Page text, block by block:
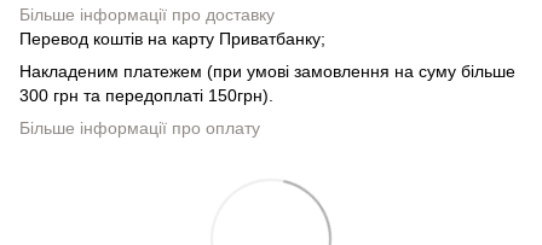
Більше інформації про доставку
Перевод коштів на карту Приватбанку;
Накладеним платежем (при умові замовлення на суму більше
300 грн та передоплаті 150грн).
Більше інформації про оплату